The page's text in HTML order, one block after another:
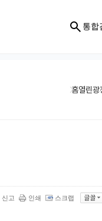
통합
홈열린광
신고 인쇄 스크랩